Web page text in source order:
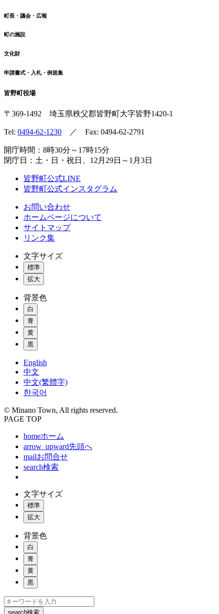
町長・議会・広報
町の施設
文化財
申請書式・入札・例規集
皆野町役場
〒369-1492 埼玉県秩父郡皆野町大字皆野1420-1
Tel: 0494-62-1230 ／ Fax: 0494-62-2791
開庁時間：8時30分～17時15分
閉庁日：土・日・祝日、12月29日～1月3日
皆野町公式LINE
皆野町公式インスタグラム
お問い合わせ
ホームページについて
サイトマップ
リンク集
文字サイズ
標準
拡大
背景色
白
青
黄
黒
English
中文
中文(繁體字)
한국어
© Minano Town, All rights reserved.
PAGE TOP
homeホーム
arrow_upward先頭へ
mailお問合せ
search検索
文字サイズ
標準
拡大
背景色
白
青
黄
黒
search検索